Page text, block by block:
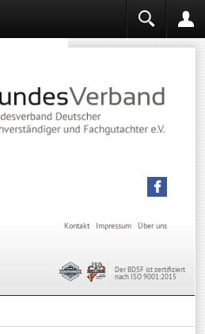
Über uns
Impressum
Kontakt
Der BDSF ist zertifiziert
nach ISO 9001:2015